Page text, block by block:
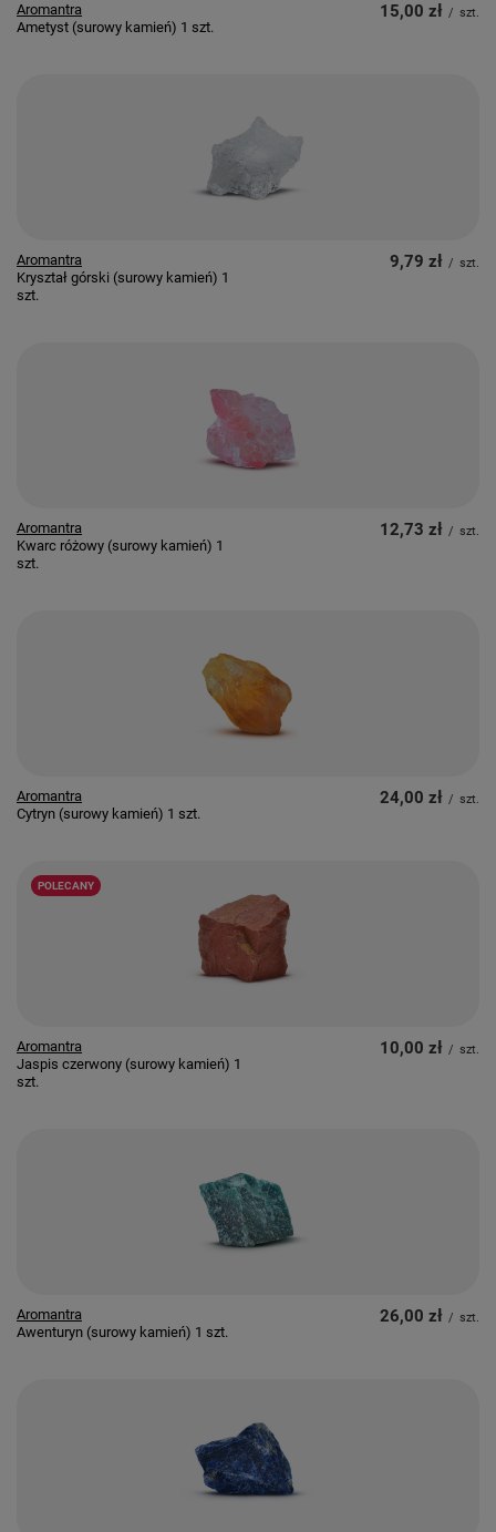
Aromantra
Ametyst (surowy kamień) 1 szt.
15,00 zł / szt.
Aromantra
Kryształ górski (surowy kamień) 1
szt.
9,79 zł / szt.
Aromantra
Kwarc różowy (surowy kamień) 1
szt.
12,73 zł / szt.
Aromantra
Cytryn (surowy kamień) 1 szt.
24,00 zł / szt.
POLECANY
Aromantra
Jaspis czerwony (surowy kamień) 1
szt.
10,00 zł / szt.
Aromantra
Awenturyn (surowy kamień) 1 szt.
26,00 zł / szt.